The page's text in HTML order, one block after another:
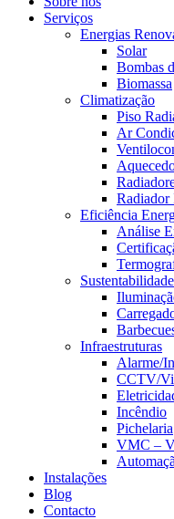
Serviços
Energias
Solar
Bombas
Biomassa
Climatização
Piso
Ar
Radiador
Eficiência
Análise
Sustentabilidade
Infraestruturas
Alarme/
CCTV/
Incêndio
Pichelaria
VMC –
Instalações
Blog
Contacto